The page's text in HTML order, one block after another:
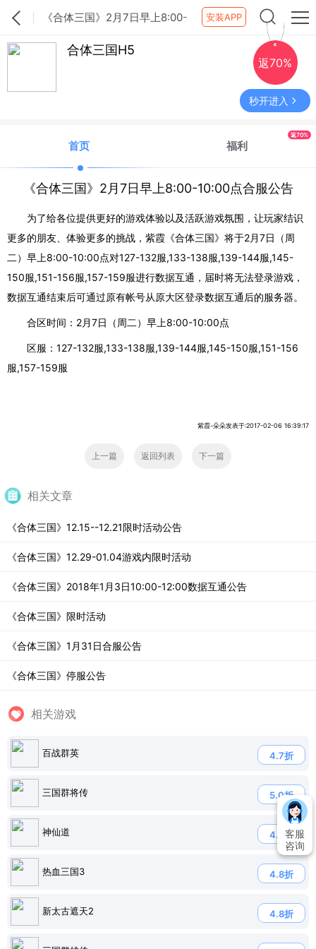
《合体三国》2月7日早上8:00-
10:00点合服公告
安装APP
合体三国H5
返70%
秒开进入
首页 福利
返70%
《合体三国》2月7日早上8:00-10:00点合服公告
为了给各位提供更好的游戏体验以及活跃游戏氛围，让玩家结识
更多的朋友、体验更多的挑战，紫霞《合体三国》将于2月7日（周
二）早上8:00-10:00点对127-132服,133-138服,139-144服,145-
150服,151-156服,157-159服进行数据互通，届时将无法登录游戏，
数据互通结束后可通过原有帐号从原大区登录数据互通后的服务器。
合区时间：2月7日（周二）早上8:00-10:00点
区服： 127-132服,133-138服,139-144服,145-150服,151-156
服,157-159服
紫霞-朵朵发表于:2017-02-06 16:39:17
上一篇 返回列表 下一篇
相关文章
《合体三国》12.15--12.21限时活动公告
《合体三国》12.29-01.04游戏内限时活动
《合体三国》2018年1月3日10:00-12:00数据互通公告
《合体三国》限时活动
《合体三国》1月31日合服公告
《合体三国》停服公告
相关游戏
百战群英 4.7折
三国群将传 5.0折
神仙道 4.8折
热血三国3 4.8折
新太古遮天2 4.8折
客服
咨询